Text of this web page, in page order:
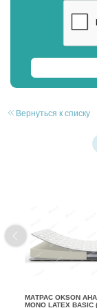
Вернуться к списку
МАТРАС OKSON
MONO LATEX BASIC